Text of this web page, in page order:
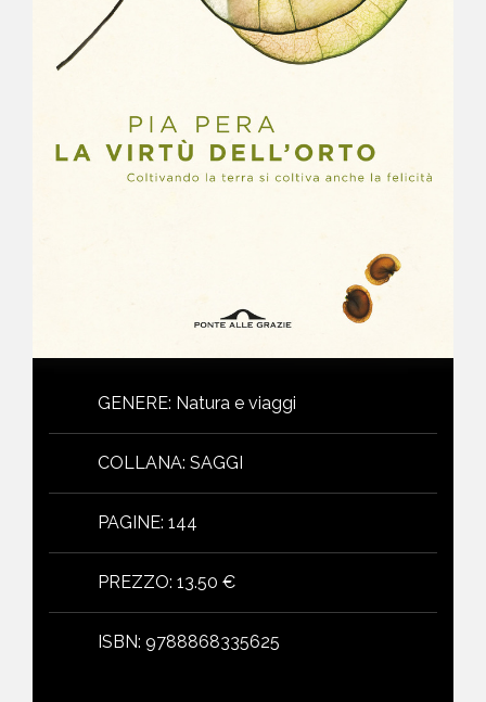
GENERE: Natura e viaggi
COLLANA: SAGGI
PAGINE: 144
PREZZO: 13.50 €
ISBN: 9788868335625